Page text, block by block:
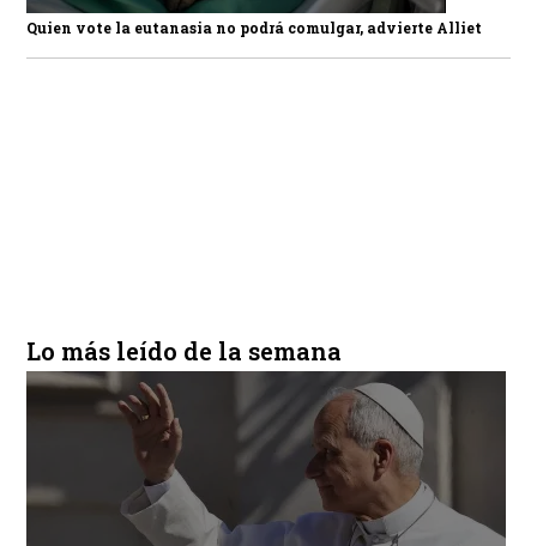
Quien vote la eutanasia no podrá comulgar, advierte Alliet
Lo más leído de la semana